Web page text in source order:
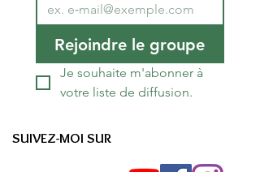
Rejoindre le groupe
Je souhaite m'abonner à
votre liste de diffusion.
SUIVEZ-MOI SUR